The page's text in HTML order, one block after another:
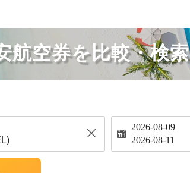
航空券を比較・検索
2026-08-09
2026-08-11